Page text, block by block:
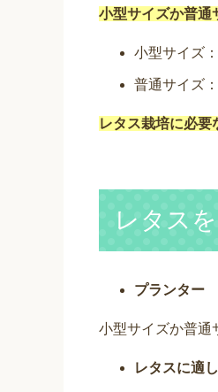
小型サイズか普通
小型サイズ
普通サイズ
レタス栽培に必要
レタス
プランター
小型サイズか普通
レタスに適